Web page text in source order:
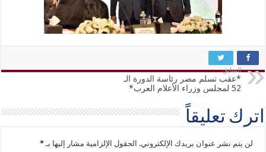
السابق
*عقب تسلم مصر رئاسة الدورة الـ
52 لمجلس وزراء الأعلام العرب*
اترك تعليقاً
لن يتم نشر عنوان بريدك الإلكتروني. الحقول الإلزامية مشار إليها بـ*